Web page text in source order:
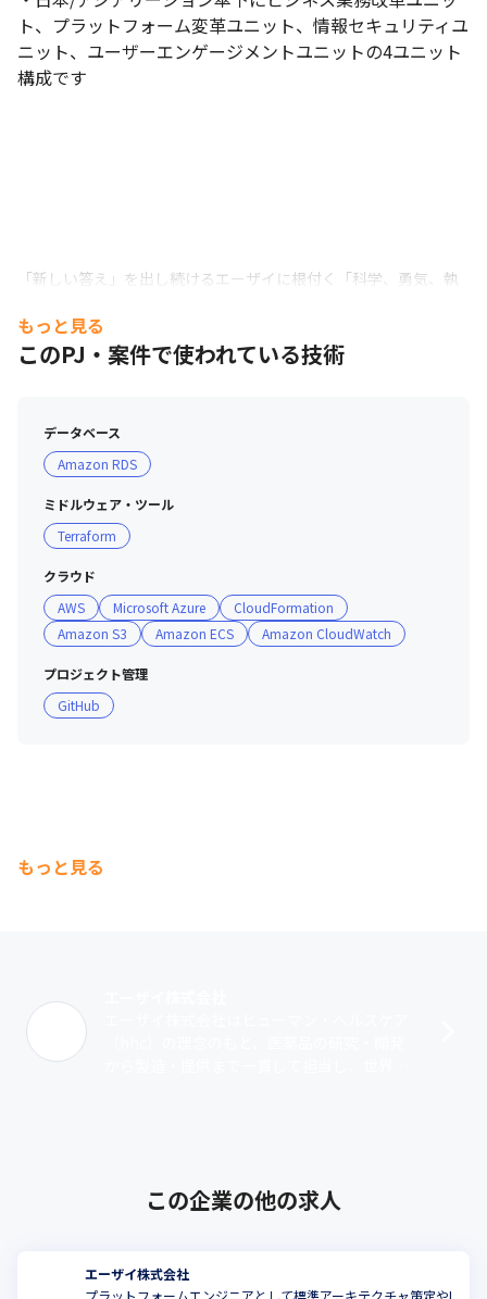
ト、プラットフォーム変革ユニット、情報セキュリティユ
ニット、ユーザーエンゲージメントユニットの4ユニット
構成です
「新しい答え」を出し続けるエーザイに根付く「科学、勇気、執
もっと見る
このPJ・案件で使われている技術
データベース
Amazon RDS
ミドルウェア・ツール
Terraform
クラウド
AWS
Microsoft Azure
CloudFormation
Amazon S3
Amazon ECS Amazon CloudWatch
プロジェクト管理
GitHub
もっと見る
この企業の他の求人
エーザイ株式会社
プラットフォームエンジニアとして標準アーキテクチャ策定やI